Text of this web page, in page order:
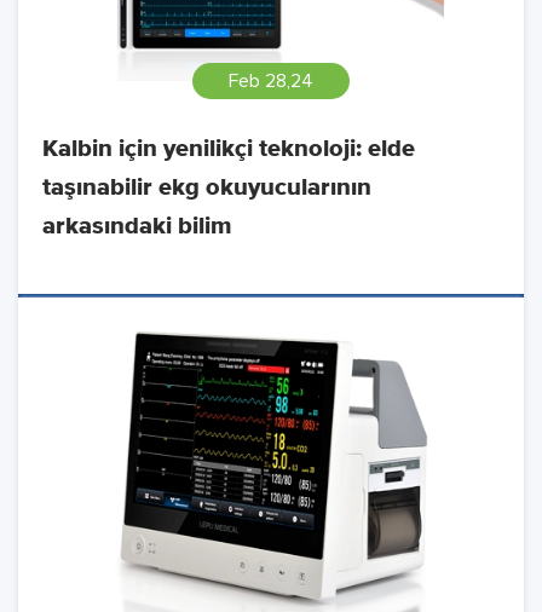
Feb 28,24
Kalbin için yenilikçi teknoloji: elde
taşınabilir ekg okuyucularının
arkasındaki bilim